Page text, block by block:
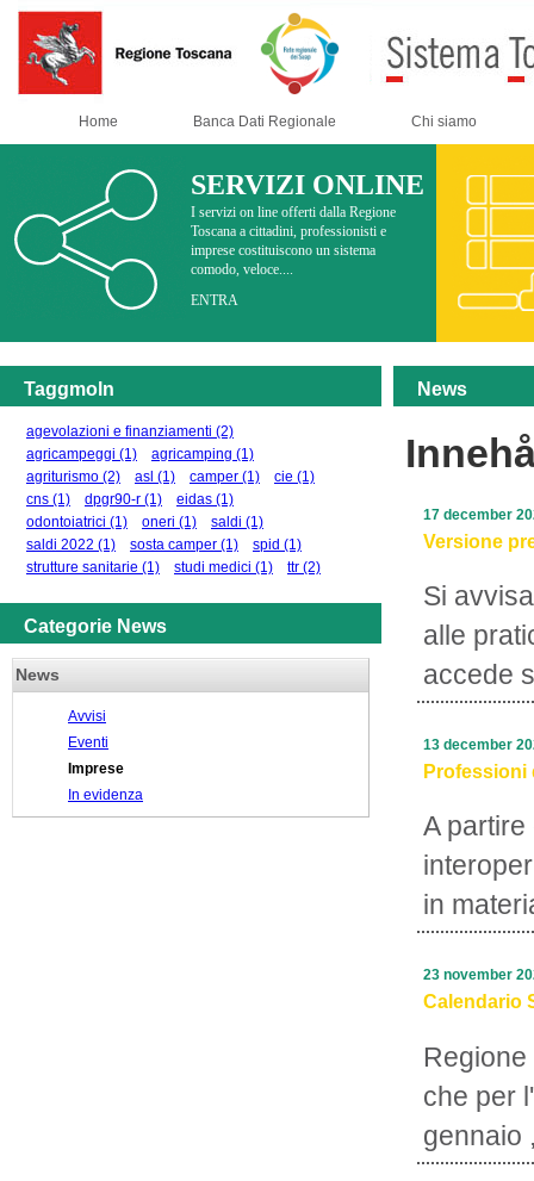
Home Banca Dati Regionale Chi siamo
SERVIZI ONLINE
I servizi on line offerti dalla Regione
Toscana a cittadini, professionisti e
imprese costituiscono un sistema
comodo, veloce....
ENTRA
Taggmoln
agevolazioni e finanziamenti (2)
agricampeggi (1) agricamping (1)
agriturismo (2) asl (1) camper (1) cie (1)
cns (1) dpgr90-r (1) eidas (1)
odontoiatrici (1) oneri (1) saldi (1)
saldi 2022 (1) sosta camper (1) spid (1)
strutture sanitarie (1) studi medici (1) ttr (2)
Categorie News
News
Avvisi
Eventi
Imprese
In evidenza
News
Versione
Si
alle
accede
17 december
Professioni
A
in
13 december
Calendario
che per
gennaio
23 november